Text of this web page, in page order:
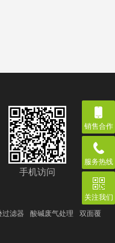
手机访问
过滤器 酸碱废气处理
双面覆
销售合作
服务热线
关注我们